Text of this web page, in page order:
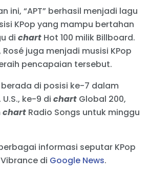
ini, “APT” berhasil menjadi lagu
KPop yang mampu bertahan
di chart Hot 100 milik Billboard.
juga menjadi musisi KPop
pencapaian tersebut.
berada di posisi ke-7 dalam
U.S., ke-9 di chart Global 200,
chart Radio Songs untuk minggu
informasi seputar KPop
di Google News.